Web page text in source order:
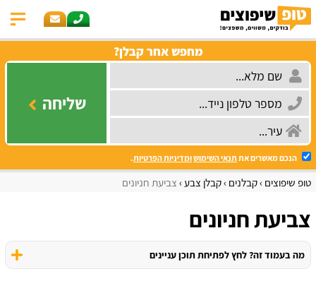
מחפש אחר קבלן?
שליחה
הנכם מאשרים את תנאי השימושומדיניות הפרטיות.
טופ שיפוצים קבלנים קבלן צבע צביעת חניונים
צביעת חניונים
מה בעמוד זה? לחץ לפתיחת תוכן עניינים